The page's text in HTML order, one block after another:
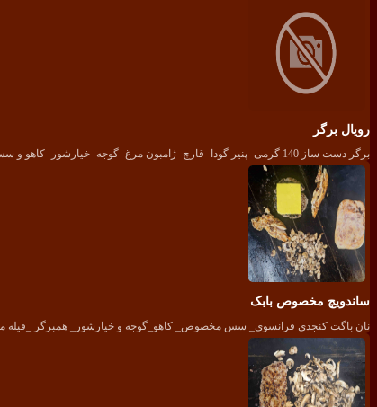
رویال برگر
برگر دست ساز 140 گرمی- پنیر گودا- قارچ- ژامبون مرغ- گوجه -خیارشور- کاهو و سس مخصوص
ساندویچ مخصوص بابک
نان باگت کنجدی فرانسوی_ سس مخصوص_ کاهو_گوجه و خیارشور_ همبرگر _فیله